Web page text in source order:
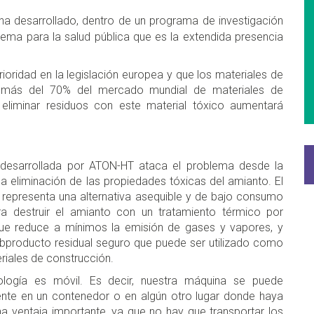
desarrollado, dentro de un programa de investigación
para la salud pública que es la extendida presencia
en la legislación europea y que los materiales de
del 70% del mercado mundial de materiales de
residuos con este material tóxico aumentará
por ATON-HT ataca el problema desde la
eliminación de las propiedades tóxicas del amianto. El
una alternativa asequible y de bajo consumo
destruir el amianto con un tratamiento térmico por
reduce a mínimos la emisión de gases y vapores, y
residual seguro que puede ser utilizado como
de construcción.
es móvil. Es decir, nuestra máquina se puede
en un contenedor o en algún otro lugar donde haya